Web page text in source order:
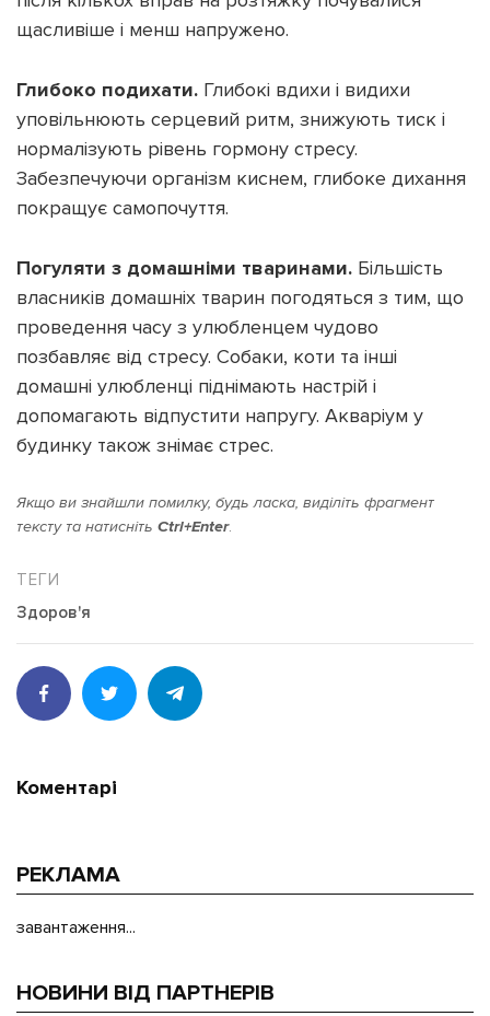
щасливіше і менш напружено.
Глибоко подихати. Глибокі вдихи і видихи
уповільнюють серцевий ритм, знижують тиск і
нормалізують рівень гормону стресу.
Забезпечуючи організм киснем, глибоке дихання
покращує самопочуття.
Погуляти з домашніми тваринами. Більшість
власників домашніх тварин погодяться з тим, що
проведення часу з улюбленцем чудово
позбавляє від стресу. Собаки, коти та інші
домашні улюбленці піднімають настрій і
допомагають відпустити напругу. Акваріум у
будинку також знімає стрес.
Якщо ви знайшли помилку, будь ласка, виділіть фрагмент
тексту та натисніть Ctrl+Enter.
Здоров'я
Коментарі
РЕКЛАМА
завантаження...
НОВИНИ ВІД ПАРТНЕРІВ